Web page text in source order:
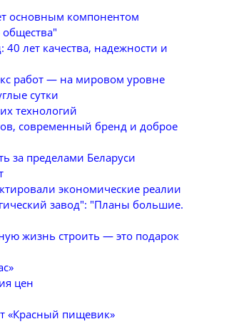
основным компонентом
40 лет качества, надежности и
работ — на мировом уровне
сутки
технологий
современный бренд и доброе
за пределами Беларуси
экономические реалии
завод": "Планы большие.
жизнь строить — это подарок
цен
«Красный пищевик»